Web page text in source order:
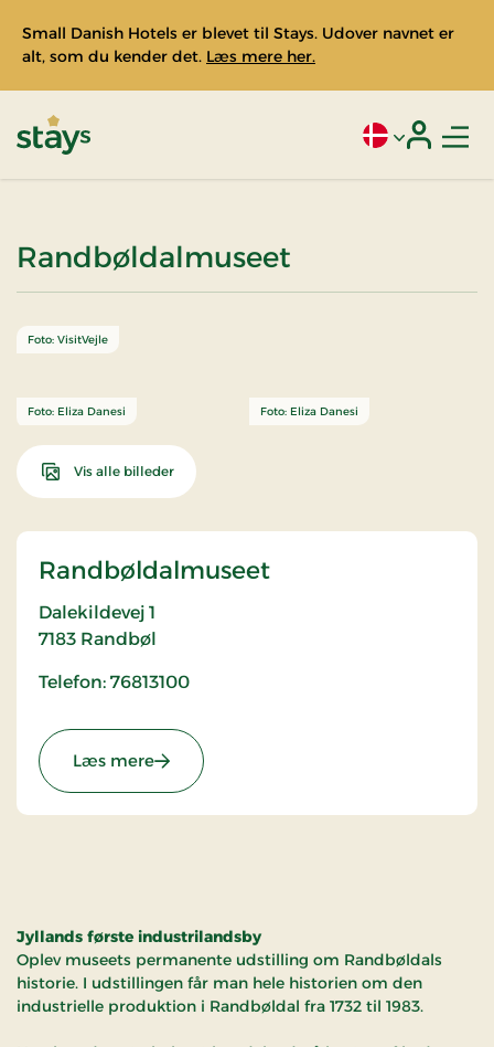
Small Danish Hotels er blevet til Stays. Udover navnet er
alt, som du kender det. Læs mere her.
Aktivt sprog:
Randbøldalmuseet
Randbøldalmuseet
Dalekildevej 1
7183 Randbøl
Telefon: 76813100
Læs mere: Randbøldalmuseet
Foto: VisitVejle
Foto: Eliza Danesi Foto: Eliza Danesi
Vis alle billeder
Jyllands første industrilandsby
Oplev museets permanente udstilling om Randbøldals
historie. I udstillingen får man hele historien om den
industrielle produktion i Randbøldal fra 1732 til 1983.